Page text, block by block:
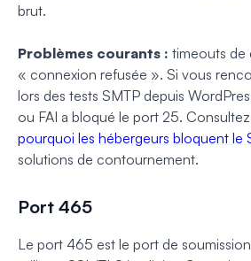
brut.
Problèmes courants : timeouts de
« connexion refusée ». Si vous
lors des tests SMTP depuis
ou FAI a bloqué le port 25.
pourquoi les hébergeurs bloquent le
solutions de contournement.
Port 465
Le port 465 est le port de